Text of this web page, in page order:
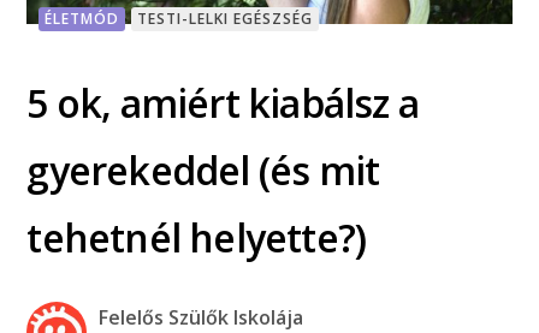
ÉLETMÓD TESTI-LELKI EGÉSZSÉG
5 ok, amiért kiabálsz a
gyerekeddel (és mit
tehetnél helyette?)
Felelős Szülők Iskolája